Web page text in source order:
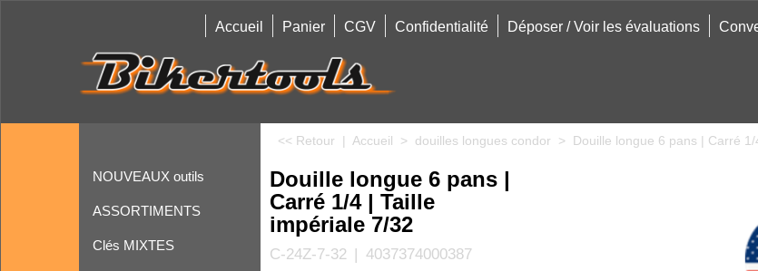
Accueil Panier CGV Confidentialité Déposer / Voir les évaluations
NOUVEAUX outils
ASSORTIMENTS
Clés MIXTES
<< Retour Accueil > douilles longues condor > Douille longue 6 pans | Carré
Douille longue 6 pans |
Carré 1/4 | Taille
impériale 7/32
C-24Z-7-32 4037374000387